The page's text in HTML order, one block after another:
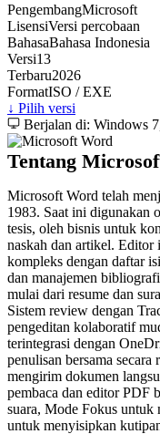
PengembangMicrosoft
LisensiVersi percobaan
BahasaBahasa Indonesia
Versi13
Terbaru2026
FormatISO / EXE
↓ Pilih versi
Berjalan di: Windows
Tentang
Microsoft Word telah
1983. Saat ini digunakan
tesis, oleh bisnis untuk
naskah dan artikel.
kompleks dengan daftar
dan manajemen
mulai dari resume dan
Sistem review dengan
pengeditan kolaboratif
terintegrasi dengan
penulisan bersama
mengirim dokumen
pembaca dan editor PDF
suara, Mode Fokus untuk
untuk menyisipkan